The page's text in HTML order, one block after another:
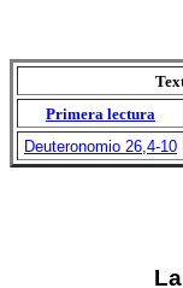
Primera lectura
Deuteronomio 26,4-10